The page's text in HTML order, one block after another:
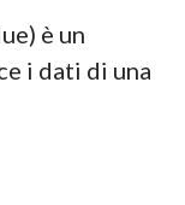
è un
i dati di una